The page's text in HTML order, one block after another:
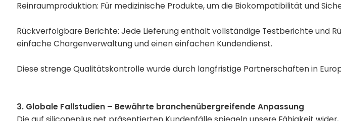
Reinraumproduktion: Für medizinische Produkte, um die Biokompatibilität und
Rückverfolgbare Berichte: Jede Lieferung enthält vollständige Testberichte und
einfache Chargenverwaltung und einen einfachen Kundendienst.
Diese strenge Qualitätskontrolle wurde durch langfristige Partnerschaften in
3. Globale Fallstudien – Bewährte branchenübergreifende Anpassung